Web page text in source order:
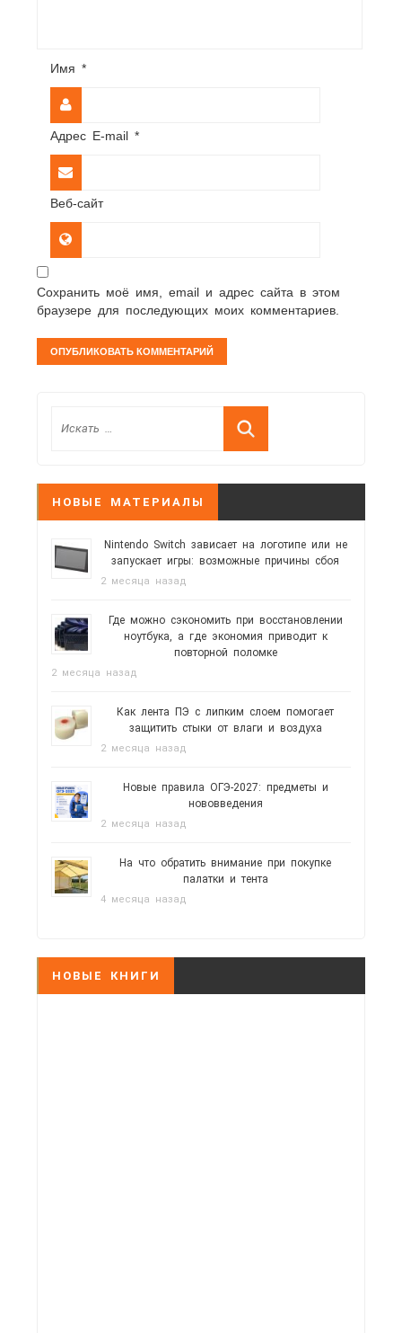
Имя *
Адрес E-mail *
Веб-сайт
Сохранить моё имя, email и адрес сайта в этом
браузере для последующих моих комментариев.
НОВЫЕ МАТЕРИАЛЫ
Nintendo Switch зависает на логотипе или не
запускает игры: возможные причины сбоя
2 месяца назад
Где можно сэкономить при восстановлении
ноутбука, а где экономия приводит к
повторной поломке
2 месяца назад
Как лента ПЭ с липким слоем помогает
защитить стыки от влаги и воздуха
2 месяца назад
Новые правила ОГЭ-2027: предметы и
нововведения
2 месяца назад
На что обратить внимание при покупке
палатки и тента
4 месяца назад
НОВЫЕ КНИГИ